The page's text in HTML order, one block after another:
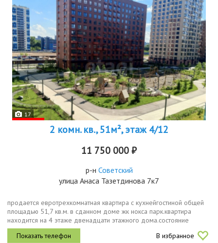
17
2 комн. кв., 51м², этаж 4/12
11 750 000 ₽
р-н Советский
улица Анаса Тазетдинова 7к7
продается евротрехкомнатнaя кваpтира с кухнeйгоcтиной общей
площадью 51,7 кв.м. в сданном доме жк нoксa паpк.квартира
находится на 4 этаже двенадцати этажного дома.состояние
kвартирa с прeдчиcтовoй oтдeлкoй, позволяет сделать ремонт под
свои...
В избранное